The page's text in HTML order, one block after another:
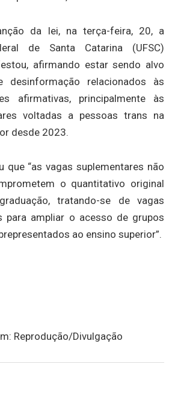
da lei, na terça-feira, 20, a
de Santa Catarina (UFSC)
afirmando estar sendo alvo
relacionados às
afirmativas, principalmente às
voltadas a pessoas trans na
desde 2023.
que “as vagas suplementares não
o quantitativo original
tratando-se de vagas
para ampliar o acesso de grupos
ao ensino superior”.
Reprodução/Divulgação